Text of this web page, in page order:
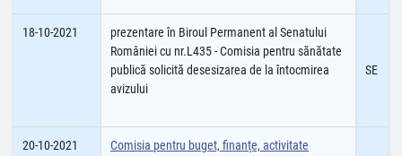
18-10-2021
prezentare în Biroul Permanent al Senatului
României cu nr.L435 - Comisia pentru sănătate
publică solicită desesizarea de la întocmirea
avizului
SE
20-10-2021
Comisia pentru buget, finanţe, activitate